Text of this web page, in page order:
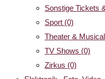
Sonstige Tickets
Sport (0)
Theater & Musical
TV Shows (0)
Zirkus (0)